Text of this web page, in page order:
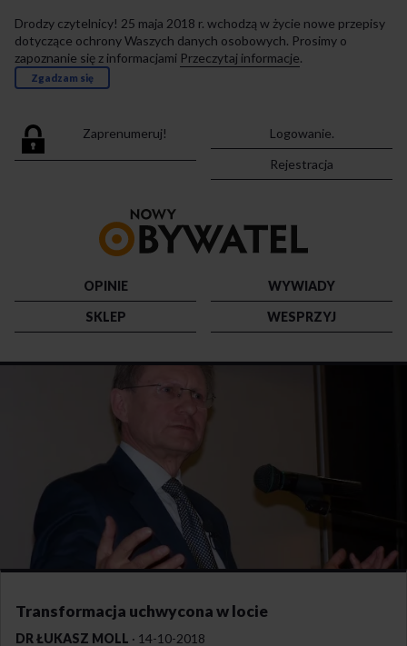
Drodzy czytelnicy! 25 maja 2018 r. wchodzą w życie nowe przepisy
dotyczące ochrony Waszych danych osobowych. Prosimy o
zapoznanie się z informacjami Przeczytaj informacje.
Zgadzam się
Zaprenumeruj!
Logowanie.
Rejestracja
strony
OPINIE
WYWIADY
SKLEP
WESPRZYJ
Transformacja uchwycona w locie
DR ŁUKASZ MOLL · 14-10-2018